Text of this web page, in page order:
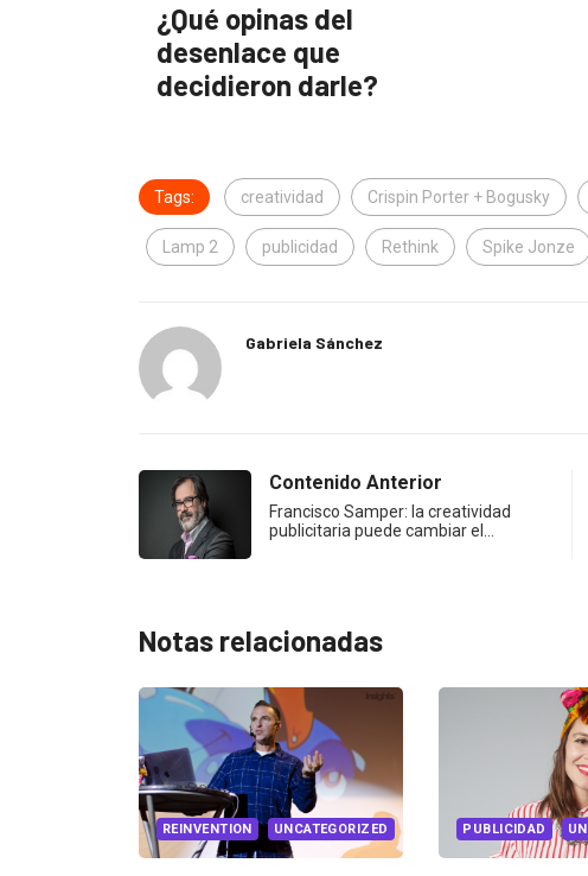
¿Qué opinas del
desenlace que
decidieron darle?
Tags: creatividad Crispin Porter + Bogusky
Lamp 2 publicidad Rethink Spike Jonze
Gabriela Sánchez
Contenido Anterior
Francisco Samper: la creatividad
publicitaria puede cambiar el…
Notas relacionadas
PUBLICIDAD UNCATEGORIZED EVENTOS